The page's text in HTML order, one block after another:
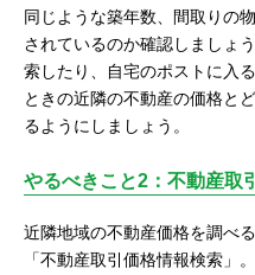
同じような築年数、間取りの
されているのか確認しましょ
索したり、自宅のポストに入
ときの近隣の不動産の価格と
るようにしましょう。
やるべきこと2：不動産取
近隣地域の不動産価格を調べ
「不動産取引価格情報検索」